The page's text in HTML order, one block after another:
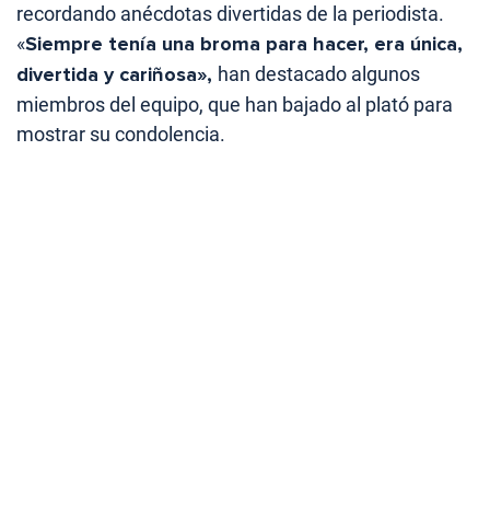
recordando anécdotas divertidas de la periodista.
«Siempre tenía una broma para hacer, era única,
divertida y cariñosa», han destacado algunos
miembros del equipo, que han bajado al plató para
mostrar su condolencia.